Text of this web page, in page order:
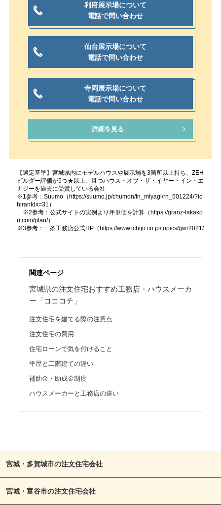
利府展示場について
電話で問い合わせ
仙台展示場について
電話で問い合わせ
寺岡展示場について
電話で問い合わせ
詳細を見る
【選定基準】宮城県内にモデルハウスや展示場を3箇所以上持ち、ZEH
ビルダー評価が5つ★以上、且つハウス・オブ・ザ・イヤー・イン・エ
ナジーを過去に受賞している会社
※1参考：Suumo（https://suumo.jp/chumon/tn_miyagi/rn_501224/?ic
hiranIdx=31）
※2参考：公式サイトの実例より坪単価を計算（https://granz-takako
u.com/plan/）
※3参考：一条工務店公式HP（https://www.ichijo.co.jp/topics/gwr2021/
関連ページ
宮城県の注文住宅おすすめ工務店・ハウスメーカ
ー「コココチ」
注文住宅を建てる際の注意点
注文住宅の費用
住宅ローンで気を付けること
平屋と二階建ての違い
補助金・助成金制度
ハウスメーカーと工務店の違い
宮城・多賀城市の注文住宅会社
宮城・富谷市の注文住宅会社